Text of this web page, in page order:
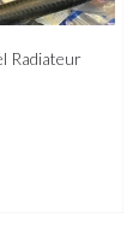
Radiateur